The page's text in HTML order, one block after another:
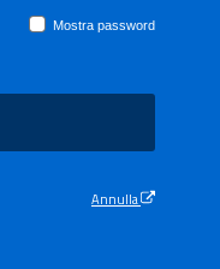
Mostra password
Annulla